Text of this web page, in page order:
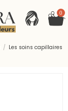
0
Les soins capillaires